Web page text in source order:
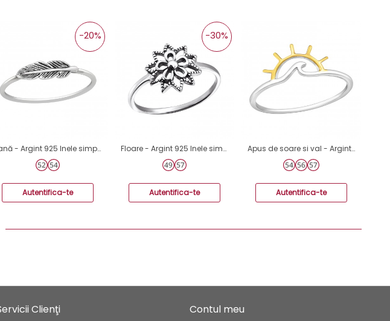
Pană - Argint 925 Inele simple A4S45232
-20%
Autentifica-te
Floare - Argint 925 Inele simple A4S24601
-30%
Autentifica-te
Apus de soare si val - Argint 925 Inele Simple A4S45195
Autentifica-te
Clienţi Contul meu